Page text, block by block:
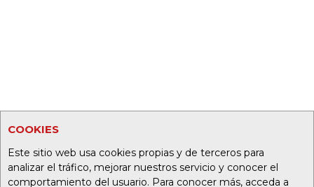
COOKIES
Este sitio web usa cookies propias y de terceros para
analizar el tráfico, mejorar nuestros servicio y conocer el
comportamiento del usuario. Para conocer más, acceda a